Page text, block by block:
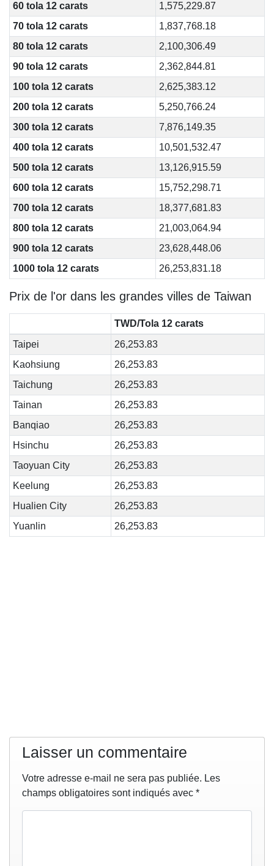
60 tola 12 carats
1,575,229.87
70 tola 12 carats
1,837,768.18
80 tola 12 carats
2,100,306.49
90 tola 12 carats
2,362,844.81
100 tola 12 carats
2,625,383.12
200 tola 12 carats
5,250,766.24
300 tola 12 carats
7,876,149.35
400 tola 12 carats
10,501,532.47
500 tola 12 carats
13,126,915.59
600 tola 12 carats
15,752,298.71
700 tola 12 carats
18,377,681.83
800 tola 12 carats
21,003,064.94
900 tola 12 carats
23,628,448.06
1000 tola 12 carats
26,253,831.18
Prix de l'or dans les grandes villes de Taiwan
TWD/Tola 12 carats
Taipei
26,253.83
Kaohsiung
26,253.83
Taichung
26,253.83
Tainan
26,253.83
Banqiao
26,253.83
Hsinchu
26,253.83
Taoyuan City
26,253.83
Keelung
26,253.83
Hualien City
26,253.83
Yuanlin
26,253.83
Laisser un commentaire
Votre adresse e-mail ne sera pas publiée. Les
champs obligatoires sont indiqués avec *